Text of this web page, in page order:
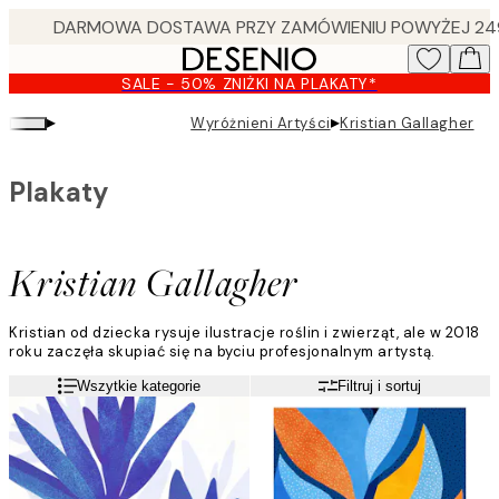
content.
SALE - 50% ZNIŻKI NA PLAKATY*
▸ Wyróżnieni Artyści▸Kristian Gallagher
Kristian Gallagher
Plakaty
Kristian od dziecka rysuje ilustracje roślin i zwierząt, ale w 2018
roku zaczęła skupiać się na byciu profesjonalnym artystą.
Uważa swoją sztukę za sukces, jeśli wywołuje ona uśmiech na
twarzach ludzi - swoimi kolorowymi i kapryśnymi rysunkami
chce wywołać radość.
Najczęściej używa akrylu, gwaszu i akwareli, Kristian pracuje
również cyfrowo i często eksperymentuje z różnymi mediami, aby
osiągnąć pożądany rezultat.
Czytaj więcejWszytkie kategorie Filtruj i sortuj